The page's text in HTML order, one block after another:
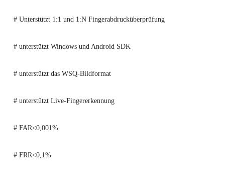
# Unterstützt 1:1 und 1:N Fingerabdrucküberprüfung
# unterstützt Windows und Android SDK
# unterstützt das WSQ-Bildformat
# unterstützt Live-Fingererkennung
# FAR<0,001%
# FRR<0,1%